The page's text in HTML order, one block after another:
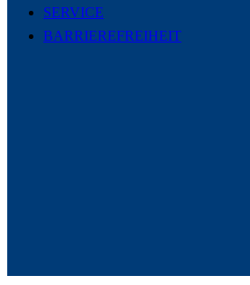
SERVICE
BARRIEREFREIHEIT